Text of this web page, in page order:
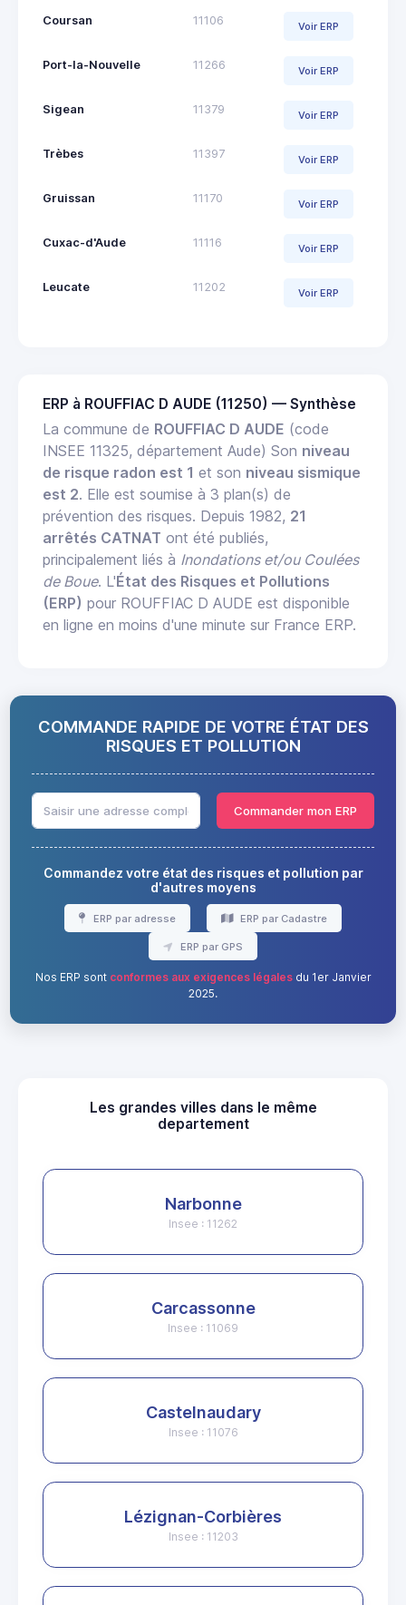
Coursan 11106 Voir ERP
Port-la-Nouvelle 11266 Voir ERP
Sigean 11379 Voir ERP
Trèbes 11397 Voir ERP
Gruissan 11170 Voir ERP
Cuxac-d'Aude 11116 Voir ERP
Leucate 11202 Voir ERP
ERP à ROUFFIAC D AUDE (11250) — Synthèse
La commune de ROUFFIAC D AUDE (code
INSEE 11325, département Aude) Son niveau
de risque radon est 1 et son niveau sismique
est 2. Elle est soumise à 3 plan(s) de
prévention des risques. Depuis 1982, 21
arrêtés CATNAT ont été publiés,
principalement liés à Inondations et/ou Coulées
de Boue. L'État des Risques et Pollutions
(ERP) pour ROUFFIAC D AUDE est disponible
en ligne en moins d'une minute sur France ERP.
COMMANDE RAPIDE DE VOTRE ÉTAT DES
RISQUES ET POLLUTION
Commander mon ERP
Commandez votre état des risques et pollution par
d'autres moyens
ERP par adresse ERP par Cadastre
ERP par GPS
Nos ERP sont conformes aux exigences légalesdu 1er Janvier
2025.
Les grandes villes dans le même
departement
Narbonne
Insee : 11262
Carcassonne
Insee : 11069
Castelnaudary
Insee : 11076
Lézignan-Corbières
Insee : 11203